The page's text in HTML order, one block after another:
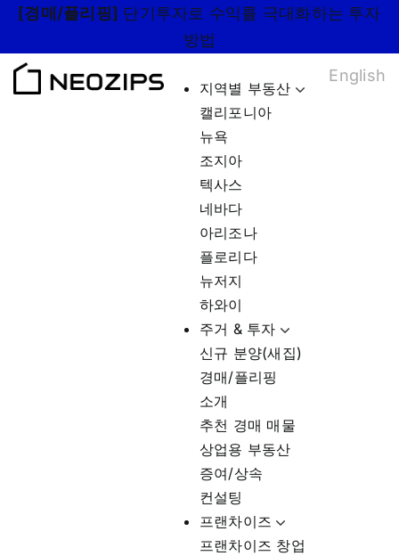
Skip
content
[경매/플리핑] 단기투자로 수익률 극대화하는 투자
방법
지역별 부동산
캘리포니아
뉴욕
조지아
텍사스
네바다
아리조나
플로리다
뉴저지
하와이
주거 & 투자
신규 분양(새집)
경매/플리핑
소개
추천 경매 매물
상업용 부동산
증여/상속
컨설팅
프랜차이즈
프랜차이즈 창업
English